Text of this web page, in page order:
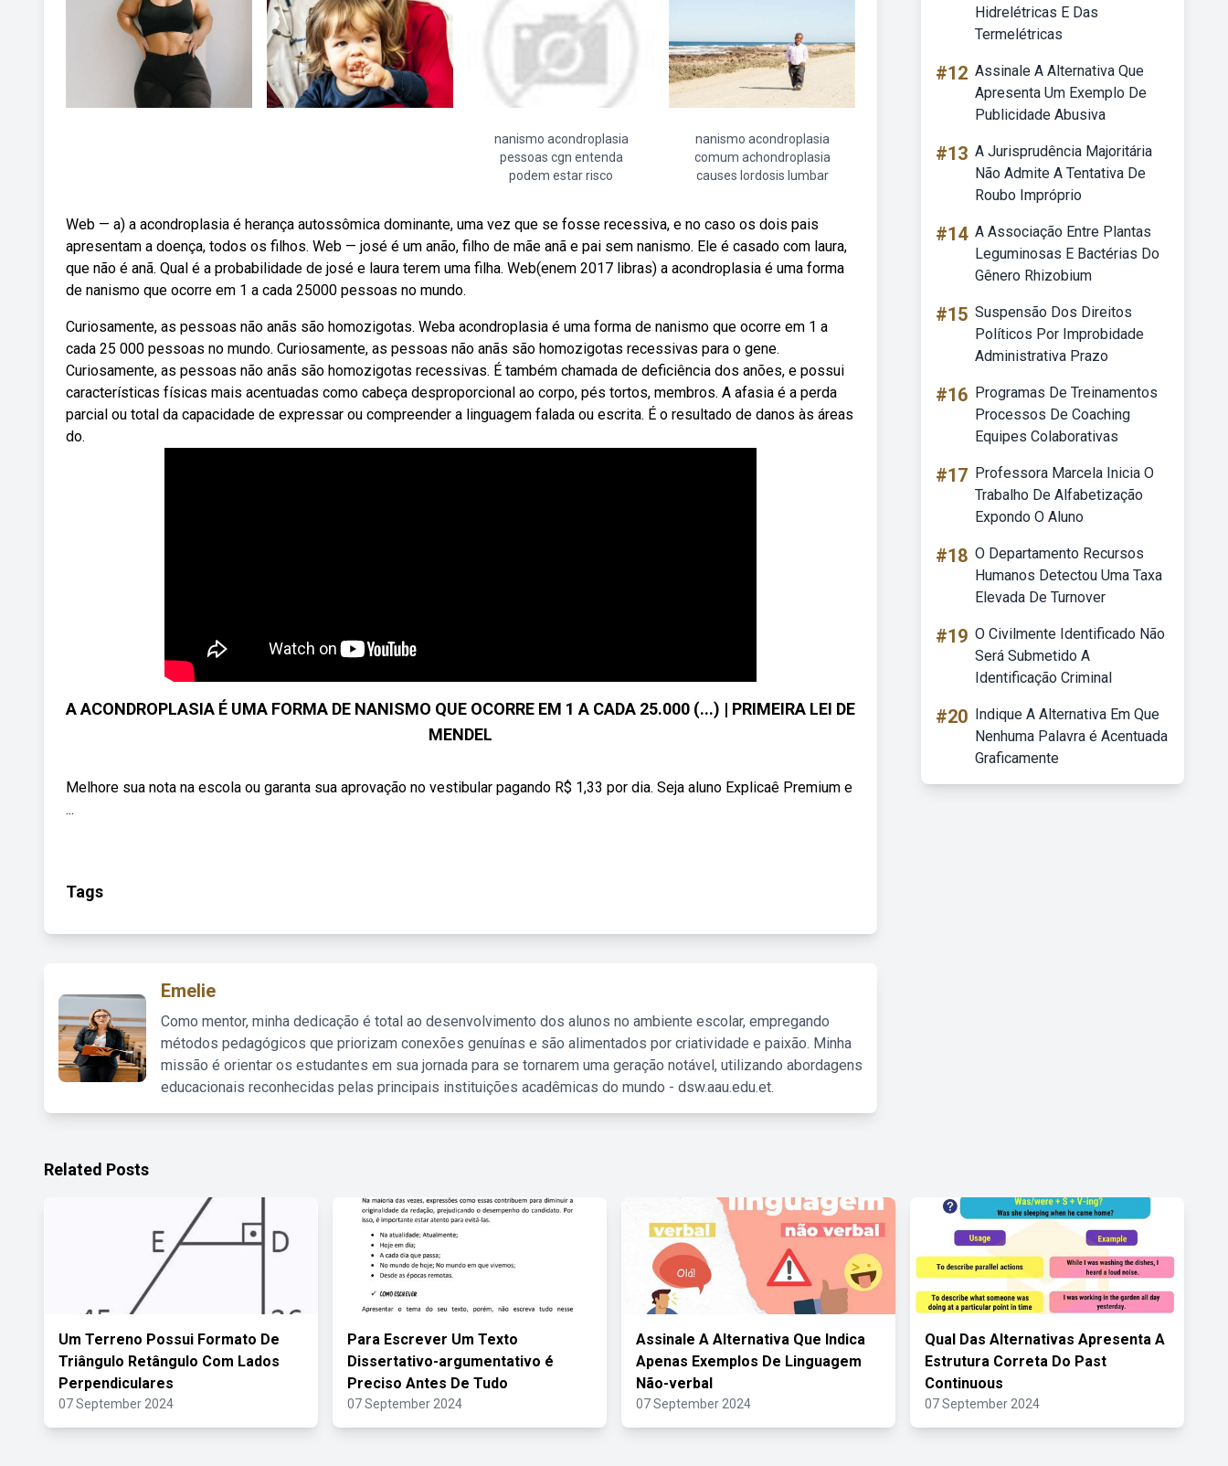
nanismo acondroplasia
pessoas cgn entenda
podem estar risco
nanismo acondroplasia
comum achondroplasia
causes lordosis lumbar
Web — a) a acondroplasia é herança autossômica dominante, uma vez que se fosse recessiva, e no caso os dois pais
apresentam a doença, todos os filhos. Web — josé é um anão, filho de mãe anã e pai sem nanismo. Ele é casado com laura,
que não é anã. Qual é a probabilidade de josé e laura terem uma filha. Web(enem 2017 libras) a acondroplasia é uma forma
de nanismo que ocorre em 1 a cada 25000 pessoas no mundo.
Curiosamente, as pessoas não anãs são homozigotas. Weba acondroplasia é uma forma de nanismo que ocorre em 1 a
cada 25 000 pessoas no mundo. Curiosamente, as pessoas não anãs são homozigotas recessivas para o gene.
Curiosamente, as pessoas não anãs são homozigotas recessivas. É também chamada de deficiência dos anões, e possui
características físicas mais acentuadas como cabeça desproporcional ao corpo, pés tortos, membros. A afasia é a perda
parcial ou total da capacidade de expressar ou compreender a linguagem falada ou escrita. É o resultado de danos às áreas
do.
A ACONDROPLASIA É UMA FORMA DE NANISMO QUE OCORRE EM 1 A CADA 25.000 (...) | PRIMEIRA LEI DE
MENDEL
Melhore sua nota na escola ou garanta sua aprovação no vestibular pagando R$ 1,33 por dia. Seja aluno Explicaê Premium e
...
Tags
Emelie
Como mentor, minha dedicação é total ao desenvolvimento dos alunos no ambiente escolar, empregando
métodos pedagógicos que priorizam conexões genuínas e são alimentados por criatividade e paixão. Minha
missão é orientar os estudantes em sua jornada para se tornarem uma geração notável, utilizando abordagens
educacionais reconhecidas pelas principais instituições acadêmicas do mundo - dsw.aau.edu.et.
Hidrelétricas E Das
Termelétricas
#12 Assinale A Alternativa Que
Apresenta Um Exemplo De
Publicidade Abusiva
#13 A Jurisprudência Majoritária
Não Admite A Tentativa De
Roubo Impróprio
#14 A Associação Entre Plantas
Leguminosas E Bactérias Do
Gênero Rhizobium
#15 Suspensão Dos Direitos
Políticos Por Improbidade
Administrativa Prazo
#16 Programas De Treinamentos
Processos De Coaching
Equipes Colaborativas
#17 Professora Marcela Inicia O
Trabalho De Alfabetização
Expondo O Aluno
#18 O Departamento Recursos
Humanos Detectou Uma Taxa
Elevada De Turnover
#19 O Civilmente Identificado Não
Será Submetido A
Identificação Criminal
#20 Indique A Alternativa Em Que
Nenhuma Palavra é Acentuada
Graficamente
Related Posts
Um Terreno Possui Formato De
Triângulo Retângulo Com Lados
Perpendiculares
07 September 2024
Para Escrever Um Texto
Dissertativo-argumentativo é
Preciso Antes De Tudo
07 September 2024
Assinale A Alternativa Que Indica
Apenas Exemplos De Linguagem
Não-verbal
07 September 2024
Qual Das Alternativas Apresenta A
Estrutura Correta Do Past
Continuous
07 September 2024